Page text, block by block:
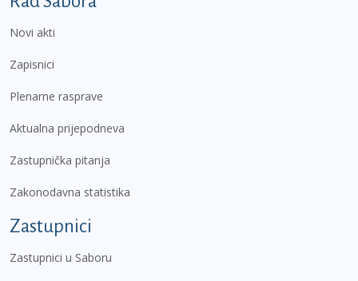
Novi akti
Zapisnici
Plenarne rasprave
Aktualna prijepodneva
Zastupnička pitanja
Zakonodavna statistika
Zastupnici
Zastupnici u Saboru